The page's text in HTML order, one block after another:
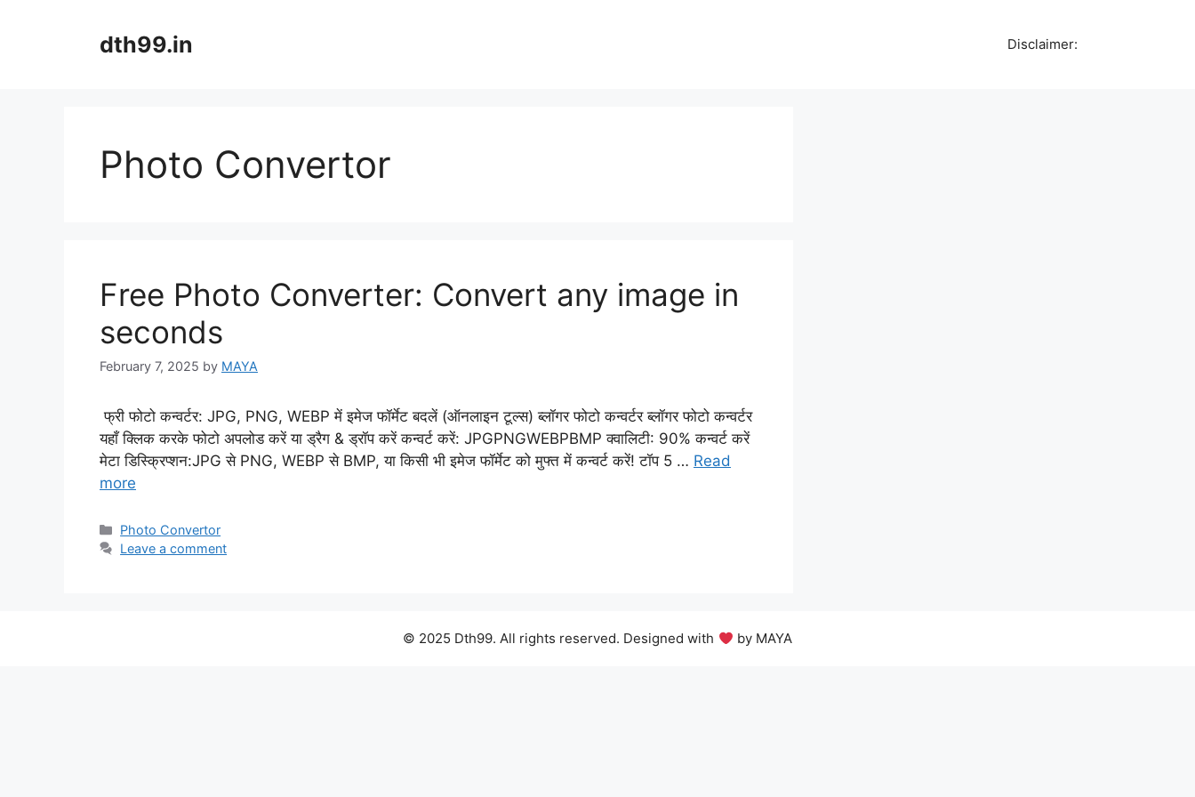
dth99.in Disclaimer:
Photo Convertor
Free Photo Converter: Convert any image in
seconds
February 7, 2025 by MAYA
फ्री फोटो कन्वर्टर: JPG, PNG, WEBP में इमेज फॉर्मेट बदलें (ऑनलाइन टूल्स) ब्लॉगर फोटो कन्वर्टर ब्लॉगर फोटो कन्वर्टर
यहाँ क्लिक करके फोटो अपलोड करें या ड्रैग & ड्रॉप करें कन्वर्ट करें: JPGPNGWEBPBMP क्वालिटी: 90% कन्वर्ट करें
मेटा डिस्क्रिप्शन:JPG से PNG, WEBP से BMP, या किसी भी इमेज फॉर्मेट को मुफ्त में कन्वर्ट करें! टॉप 5 … Read
more
Categories
Photo Convertor
Leave a comment
© 2025 Dth99. All rights reserved. Designed with by MAYA